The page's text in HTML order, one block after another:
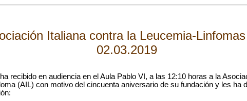
Italiana contra la Leucemia-
02.03.2019
recibido en audiencia en el Aula Pablo VI, a las 12:10 horas a la
(AIL) con motivo del cincuenta aniversario de su fundación y les ha